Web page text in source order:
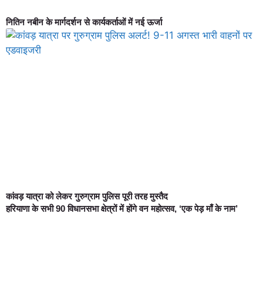
नितिन नबीन के मार्गदर्शन से कार्यकर्ताओं में नई ऊर्जा
कांवड़ यात्रा को लेकर गुरुग्राम पुलिस पूरी तरह मुस्तैद
हरियाणा के सभी 90 विधानसभा क्षेत्रों में होंगे वन महोत्सव, ‘एक पेड़ माँ के नाम’